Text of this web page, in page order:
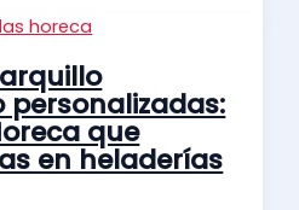
personalizadas:
que
en heladerías